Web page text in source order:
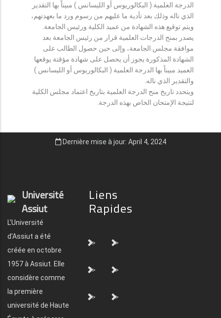
الدرجة العلمية ( البكالوريوس أو الليسانس ) مبيناً بها التقدير
الذي ناله وذلك بعد تأدية ما عليهم من رسوم ورد ما بعهدتهم،
ويتم توقيع هذه الشهادة من عميد الكلية ورئيس الجامعة.
يصدر بمنح الدرجات العلمية قرار من رئيس الجامعة بعد
موافقة مجلس الجامعة، وإلى حين حصول الطالب على
الشهادة المذكورة يجوز أن يحصل على شهادة مؤقتة يوقعها
العميد مبيناً بها الدرجة العلمية ( البكالوريوس أو الليسانس )
والتقدير الذي ناله.
ويتحدد تاريخ منح الدرجة العلمية بتاريخ اعتماد مجلس الكلية
لنتيجة الإمتحان الخاص بهذه الدرجة.
Dernière mise à jour: April 4, 2024
Université
Assiut
L'Université
d'Assiut a été
créée en octobre
1957 à Assiut. Elle
considère comme
la première
université de Haute
Liens
Rapides
"> ">
"> ">
"> ">